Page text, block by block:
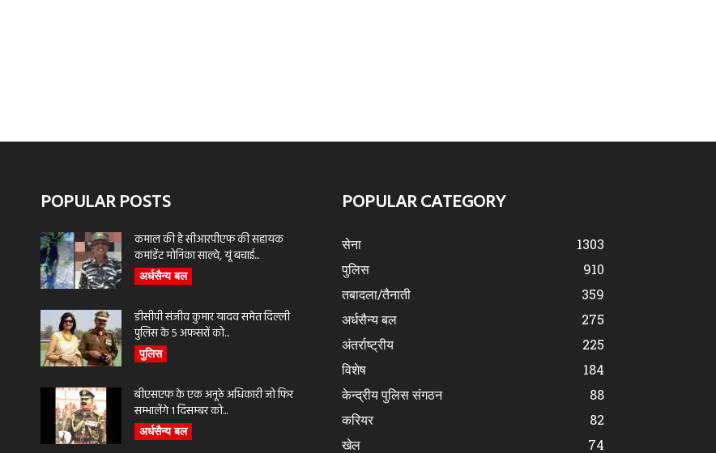
POPULAR POSTS
कमाल की है सीआरपीएफ की सहायक
कमांडेंट मोनिका साल्वे, यूं बचाई...
अर्धसैन्य बल
डीसीपी संजीव कुमार यादव समेत दिल्ली
पुलिस के 5 अफसरों को...
पुलिस
बीएसएफ के एक अनूठे अधिकारी जो फिर
सम्भालेंगे 1 दिसम्बर को...
अर्धसैन्य बल
POPULAR CATEGORY
सेना
1303
पुलिस
910
तबादला/तैनाती
359
अर्धसैन्य बल
275
अंतर्राष्ट्रीय
225
विशेष
184
केन्द्रीय पुलिस संगठन
88
करियर
82
खेल
74